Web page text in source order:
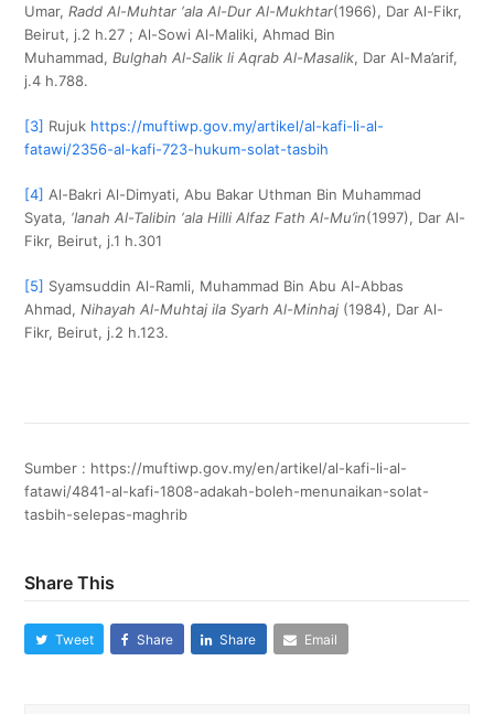
Umar,Radd Al-Muhtar ‘ala Al-Dur Al-Mukhtar(1966), Dar Al-Fikr,
Beirut, j.2 h.27 ; Al-Sowi Al-Maliki, Ahmad Bin
Muhammad,Bulghah Al-Salik li Aqrab Al-Masalik, Dar Al-Ma’arif,
j.4 h.788.
[3] Rujuk https://muftiwp.gov.my/artikel/al-kafi-li-al-
fatawi/2356-al-kafi-723-hukum-solat-tasbih
[4] Al-Bakri Al-Dimyati, Abu Bakar Uthman Bin Muhammad
Syata, ‘Ianah Al-Talibin ‘ala Hilli Alfaz Fath Al-Mu’in(1997), Dar Al-
Fikr, Beirut, j.1 h.301
[5] Syamsuddin Al-Ramli, Muhammad Bin Abu Al-Abbas
Ahmad,Nihayah Al-Muhtaj ila Syarh Al-Minhaj (1984), Dar Al-
Fikr, Beirut, j.2 h.123.
Sumber : https://muftiwp.gov.my/en/artikel/al-kafi-li-al-
fatawi/4841-al-kafi-1808-adakah-boleh-menunaikan-solat-
tasbih-selepas-maghrib
Share This
Tweet Share Share Email